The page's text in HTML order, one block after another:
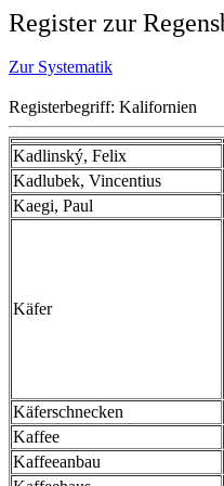
Register zur
Zur Systematik
Registerbegriff: Kalifornien
Kadlinský, Felix
Kadlubek, Vincentius
Kaegi, Paul
Käfer
Käferschnecken
Kaffee
Kaffeeanbau